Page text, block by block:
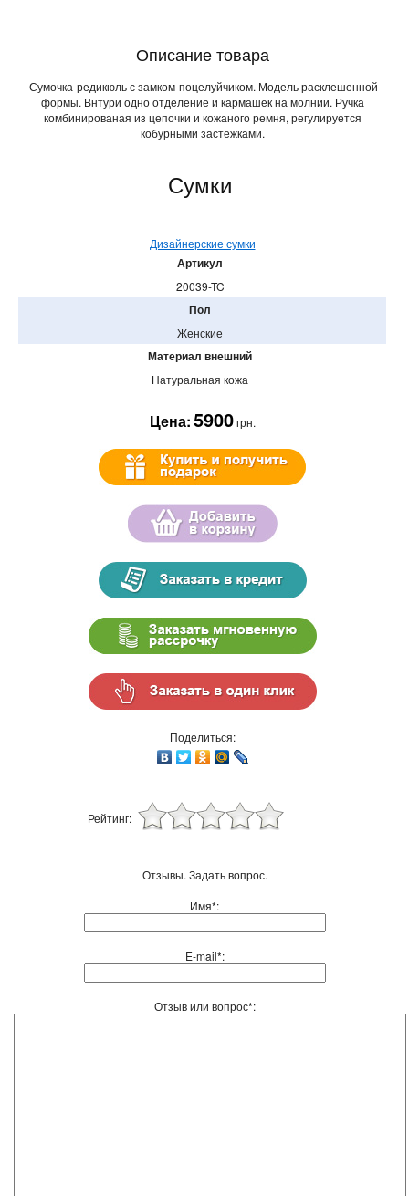
Описание товара
Сумочка-редикюль с замком-поцелуйчиком. Модель расклешенной
формы. Внтури одно отделение и кармашек на молнии. Ручка
комбинированая из цепочки и кожаного ремня, регулируется
кобурными застежками.
Сумки
Дизайнерские сумки
Артикул
20039-TC
Пол
Женские
Материал внешний
Натуральная кожа
Цена:5900грн.
Поделиться:
Рейтинг:
Отзывы. Задать вопрос.
Имя*:
E-mail*:
Отзыв или вопрос*: